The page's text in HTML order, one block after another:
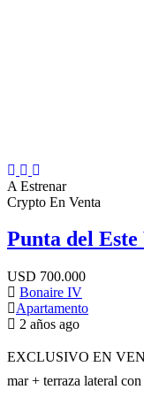
A Estrenar
Crypto En Venta
Punta del
USD 700.000
Bonaire IV
Apartamento
2 años ago
EXCLUSIVO EN
mar + terraza lateral